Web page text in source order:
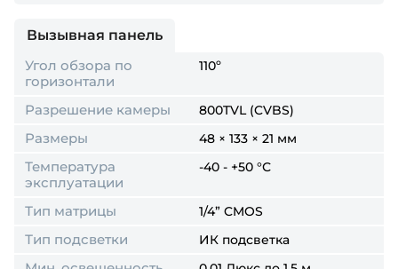
Вызывная панель
Угол обзора по
горизонтали
110º
Разрешение камеры 800TVL (CVBS)
Размеры 48 × 133 × 21 мм
Температура
эксплуатации
-40 - +50 °С
Тип матрицы 1/4” CMOS
Тип подсветки ИК подсветка